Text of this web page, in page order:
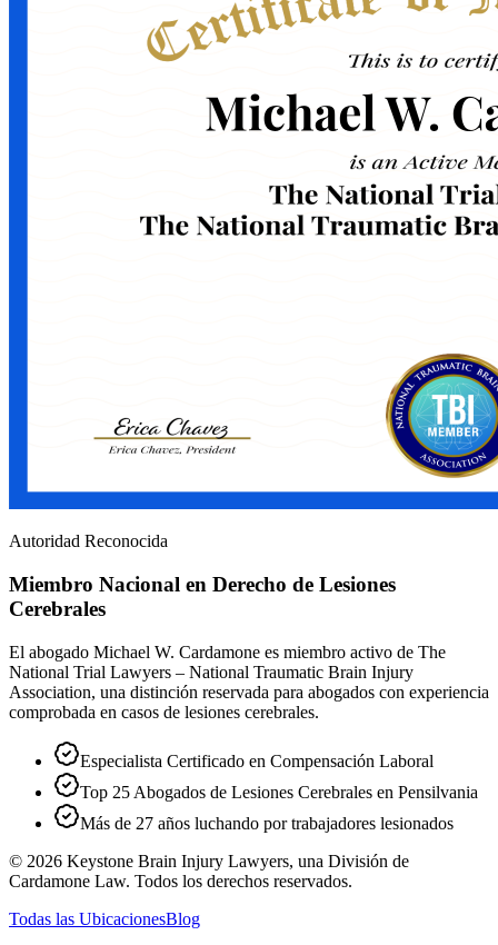
Autoridad Reconocida
Miembro Nacional en Derecho de Lesiones
Cerebrales
El abogado Michael W. Cardamone es miembro activo de The
National Trial Lawyers – National Traumatic Brain Injury
Association, una distinción reservada para abogados con experiencia
comprobada en casos de lesiones cerebrales.
Especialista Certificado en Compensación Laboral
Top 25 Abogados de Lesiones Cerebrales en Pensilvania
Más de 27 años luchando por trabajadores lesionados
© 2026 Keystone Brain Injury Lawyers, una División de
Cardamone Law. Todos los derechos reservados.
Todas las UbicacionesBlog